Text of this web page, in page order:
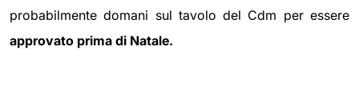
probabilmente domani sul tavolo del Cdm per essere
approvato prima di Natale.